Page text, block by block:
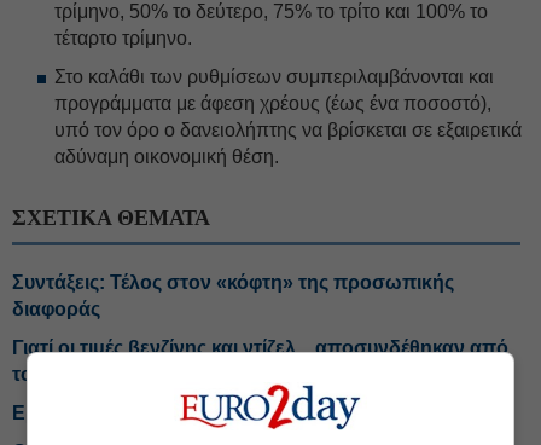
τρίμηνο, 50% το δεύτερο, 75% το τρίτο και 100% το
τέταρτο τρίμηνο.
Στο καλάθι των ρυθμίσεων συμπεριλαμβάνονται και
προγράμματα με άφεση χρέους (έως ένα ποσοστό),
υπό τον όρο ο δανειολήπτης να βρίσκεται σε εξαιρετικά
αδύναμη οικονομική θέση.
ΣΧΕΤΙΚΑ ΘΕΜΑΤΑ
Συντάξεις: Τέλος στον «κόφτη» της προσωπικής
διαφοράς
Γιατί οι τιμές βενζίνης και ντίζελ... αποσυνδέθηκαν από
το Brent
Ερχεται η «τέλεια καταιγίδα» για την τιμή του καφέ